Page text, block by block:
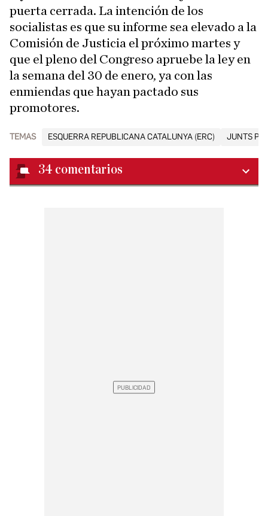
puerta cerrada. La intención de los
socialistas es que su informe sea elevado a la
Comisión de Justicia el próximo martes y
que el pleno del Congreso apruebe la ley en
la semana del 30 de enero, ya con las
enmiendas que hayan pactado sus
promotores.
TEMAS ESQUERRA REPUBLICANA CATALUNYA (ERC) JUNTS
34 comentarios